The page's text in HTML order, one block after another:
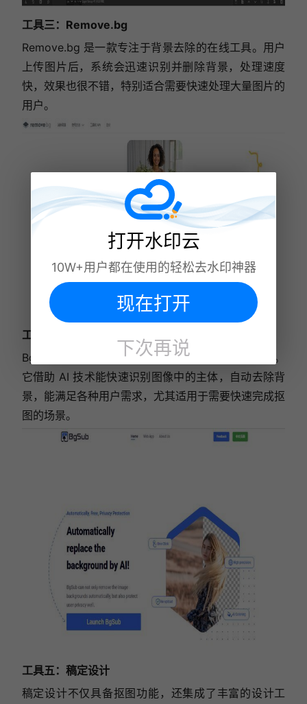
工具三： Remove.bg
Remove.bg 是一款专注于背景去除的在线工具。用户
上传图片后，系统会迅速识别并删除背景，处理速度
快，效果也很不错，特别适合需要快速处理大量图片的
用户。
工具四：
Bgsub 是一款在线抠图工具，界面直观，操作简便。
它借助 AI 技术能快速识别图像中的主体，自动去除背
景，能满足各种用户需求，尤其适用于需要快速完成抠
图的场景。
工具五： 稿定设计
稿定设计不仅具备抠图功能，还集成了丰富的设计工
打开水印云
10W+用户都在使用的轻松去水印神器
现在打开
下次再说